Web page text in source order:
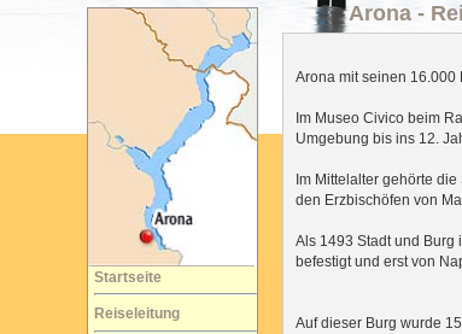
Startseite
Reiseleitung
Arona -
Arona mit seinen 16.000
Im Museo Civico beim
Umgebung bis ins 12.
Im Mittelalter gehörte
den Erzbischöfen von
Als 1493 Stadt und Burg
befestigt und erst von
Auf dieser Burg wurde